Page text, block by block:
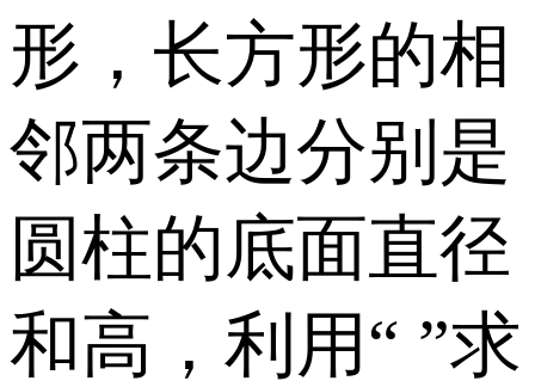
形，长方形的相
邻两条边分别是
圆柱的底面直径
和高，利用“ ”求